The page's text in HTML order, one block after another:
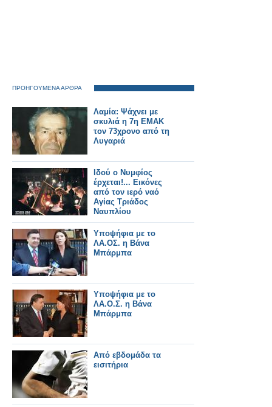
ΠΡΟΗΓΟΥΜΕΝΑ ΑΡΘΡΑ
Λαμία: Ψάχνει με
σκυλιά η 7η ΕΜΑΚ
τον 73χρονο από τη
Λυγαριά
Ιδού ο Νυμφίος
έρχεται!... Εικόνες
από τον ιερό ναό
Αγίας Τριάδος
Ναυπλίου
Υποψήφια με το
ΛΑ.ΟΣ. η Βάνα
Μπάρμπα
Υποψήφια με το
ΛΑ.Ο.Σ. η Βάνα
Μπάρμπα
Από εβδομάδα τα
εισιτήρια